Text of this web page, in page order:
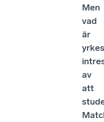
Men
vad
är
av
att